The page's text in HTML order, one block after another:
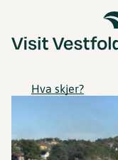
Hva skjer?